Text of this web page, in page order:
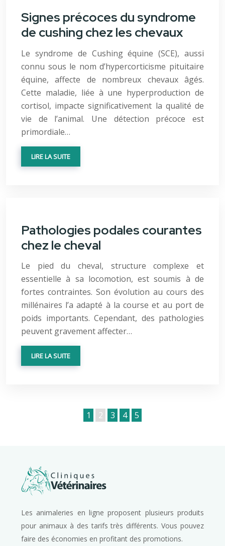
Signes précoces du syndrome
de cushing chez les chevaux
Le syndrome de Cushing équine (SCE), aussi
connu sous le nom d’hypercorticisme pituitaire
équine, affecte de nombreux chevaux âgés.
Cette maladie, liée à une hyperproduction de
cortisol, impacte significativement la qualité de
vie de l’animal. Une détection précoce est
primordiale…
LIRE LA SUITE
Pathologies podales courantes
chez le cheval
Le pied du cheval, structure complexe et
essentielle à sa locomotion, est soumis à de
fortes contraintes. Son évolution au cours des
millénaires l’a adapté à la course et au port de
poids importants. Cependant, des pathologies
peuvent gravement affecter…
LIRE LA SUITE
1 2 3 4 5
Les animaleries en ligne proposent plusieurs produits
pour animaux à des tarifs très différents. Vous pouvez
faire des économies en profitant des promotions.